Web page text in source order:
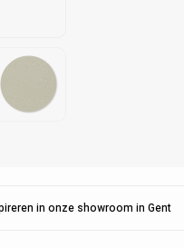
in onze showroom in Gent